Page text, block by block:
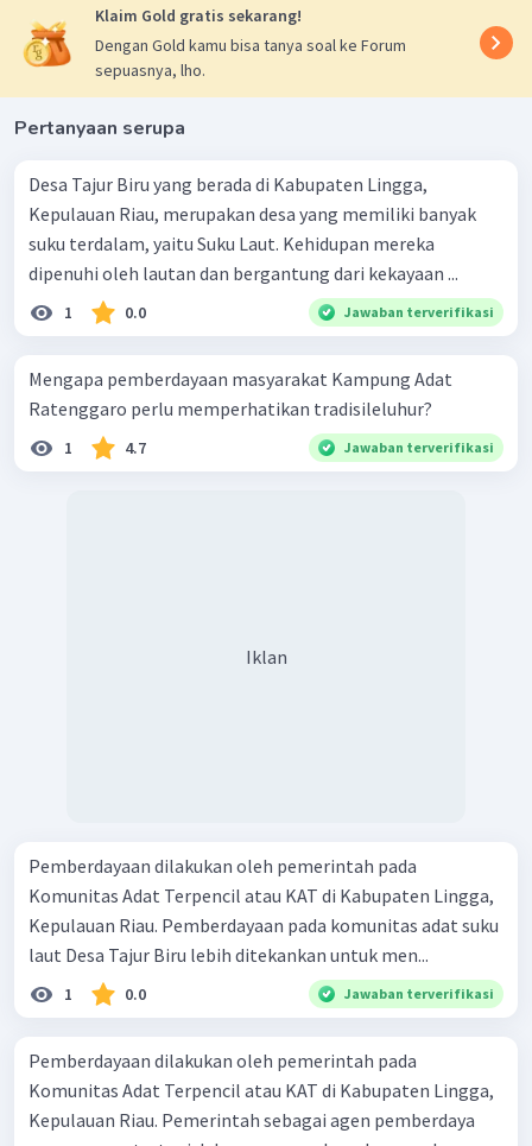
Klaim Gold gratis sekarang!
Dengan Gold kamu bisa tanya soal ke Forum
sepuasnya, lho.
Pertanyaan serupa
Desa Tajur Biru yang berada di Kabupaten Lingga,
Kepulauan Riau, merupakan desa yang memiliki banyak
suku terdalam, yaitu Suku Laut. Kehidupan mereka
dipenuhi oleh lautan dan bergantung dari kekayaan ...
1 0.0 Jawaban terverifikasi
Mengapa pemberdayaan masyarakat Kampung Adat
Ratenggaro perlu memperhatikan tradisileluhur?
1 4.7 Jawaban terverifikasi
Iklan
Pemberdayaan dilakukan oleh pemerintah pada
Komunitas Adat Terpencil atau KAT di Kabupaten Lingga,
Kepulauan Riau. Pemberdayaan pada komunitas adat suku
laut Desa Tajur Biru lebih ditekankan untuk men...
1 0.0 Jawaban terverifikasi
Pemberdayaan dilakukan oleh pemerintah pada
Komunitas Adat Terpencil atau KAT di Kabupaten Lingga,
Kepulauan Riau. Pemerintah sebagai agen pemberdaya